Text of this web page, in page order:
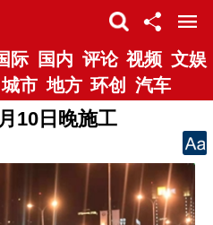
际 国内 评论 视频 文娱
城市 地方 环创 汽车
10日晚施工